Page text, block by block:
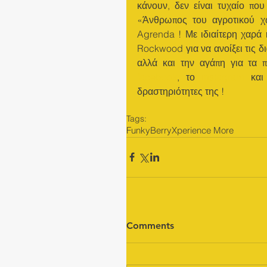
κάνουν, δεν είναι τυχαίο
«Άνθρωπος του αγροτικού
Agrenda ! Με ιδιαίτερη
Rockwood για να ανοίξει τις
, το
δραστηριότητες της !
Tags:
FunkyBerryXperience More
Comments